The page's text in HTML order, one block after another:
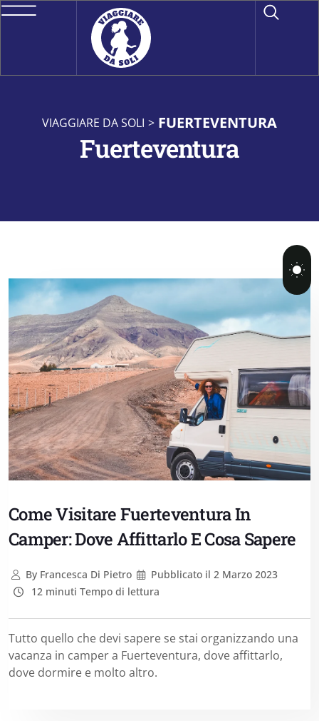
VIAGGIARE DA SOLI > FUERTEVENTURA
Fuerteventura
Come Visitare Fuerteventura In
Camper: Dove Affittarlo E Cosa Sapere
ByFrancesca Di Pietro Pubblicato il 2 Marzo 2023
12 minuti Tempo di lettura
Tutto quello che devi sapere se stai organizzando una
vacanza in camper a Fuerteventura, dove affittarlo,
dove dormire e molto altro.